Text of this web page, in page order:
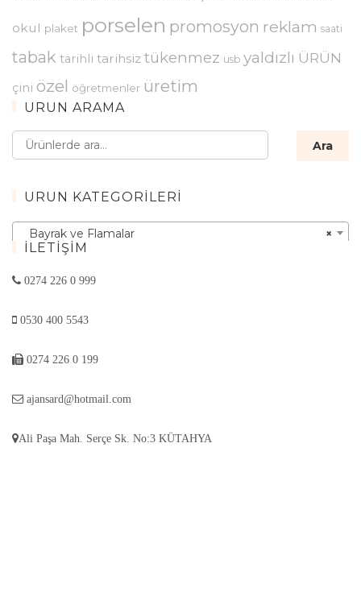
okul plaket porselen promosyon reklam saati
tabak tarihli tarihsiz tükenmez usb yaldızlı ÜRÜN
çini özel öğretmenler üretim
ÜRÜN ARAMA
Ara: Ara
ÜRÜN KATEGORILERI
×
Bayrak ve Flamalar
İLETIŞIM
0274 226 0 999
0530 400 5543
0274 226 0 199
ajansard@hotmail.com
Ali Paşa Mah. Serçe Sk. No:3 KÜTAHYA